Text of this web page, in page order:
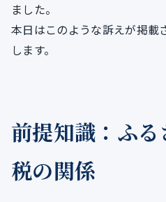
ました。
本日はこのような訴えが掲載
します。
前提知識：ふ
税の関係